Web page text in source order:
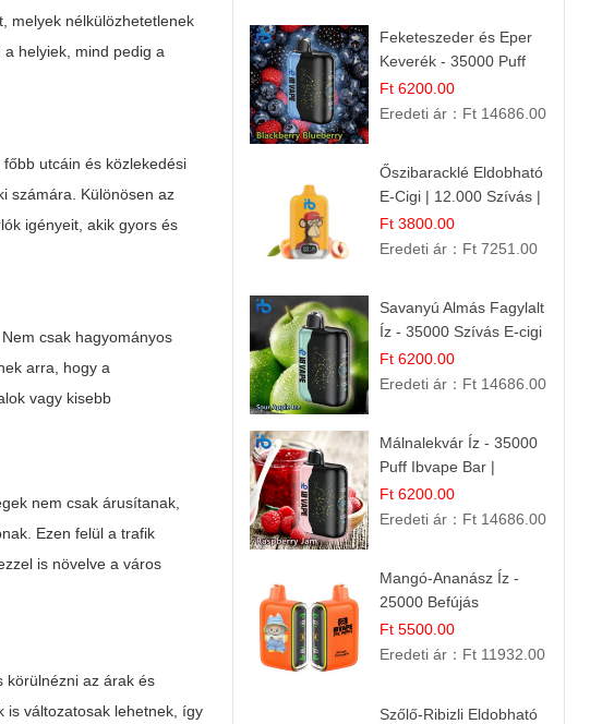
melyek nélkülözhetetlenek
helyiek, mind pedig a
utcáin és közlekedési
számára. Különösen az
igényeit, akik gyors és
csak hagyományos
arra, hogy a
vagy kisebb
nem csak árusítanak,
Ezen felül atrafik
is növelve a város
körülnézni az árak és
is változatosak lehetnek, így
Feketeszeder és Eper
Keverék - 35000 Puff
Eldobható Vape | Ízletes
Gyümölcsökombináció!
Ft 6200.00
Eredeti ár： Ft 14686.00
Őszibaracklé Eldobható
E-Cigi | 12.000 Szívás |
Frissítő Barack Íz
Ft 3800.00
Eredeti ár： Ft 7251.00
Savanyú Almás Fagylalt
Íz - 35000 Szívás E-cigi
Ft 6200.00
Eredeti ár： Ft 14686.00
Málnalekvár Íz - 35000
Puff Ibvape Bar |
Gazdag Gyümölcsös
Ízélmény!
Ft 6200.00
Eredeti ár： Ft 14686.00
Mangó-Ananász Íz -
25000 Befújás
Eldobható E-ciga |
Trópusi Gyümölcs
Ft 5500.00
Eredeti ár： Ft 11932.00
Szőlő-Ribizli Eldobható